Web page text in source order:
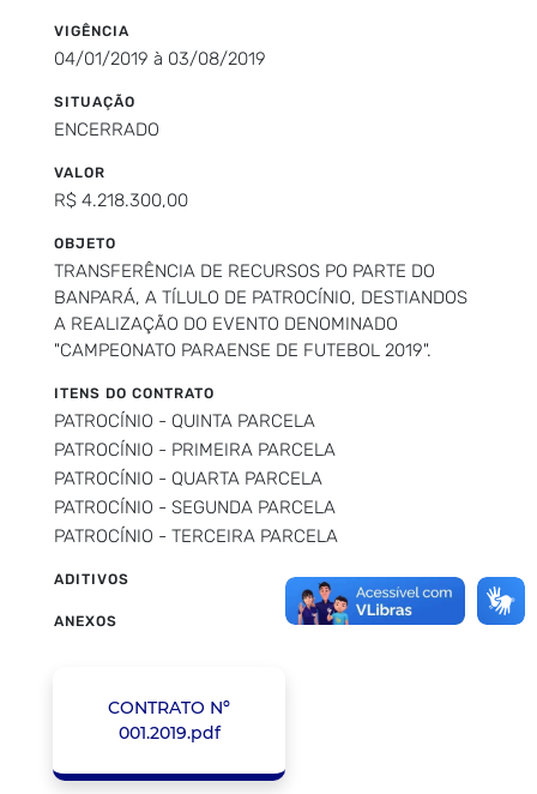
VIGÊNCIA
04/01/2019 à 03/08/2019
SITUAÇÃO
ENCERRADO
VALOR
R$ 4.218.300,00
OBJETO
TRANSFERÊNCIA DE RECURSOS PO PARTE DO
BANPARÁ, A TÍLULO DE PATROCÍNIO, DESTIANDOS
A REALIZAÇÃO DO EVENTO DENOMINADO
"CAMPEONATO PARAENSE DE FUTEBOL 2019".
ITENS DO CONTRATO
PATROCÍNIO - QUINTA PARCELA
PATROCÍNIO - PRIMEIRA PARCELA
PATROCÍNIO - QUARTA PARCELA
PATROCÍNIO - SEGUNDA PARCELA
PATROCÍNIO - TERCEIRA PARCELA
ADITIVOS
ANEXOS
CONTRATO Nº
001.2019.pdf